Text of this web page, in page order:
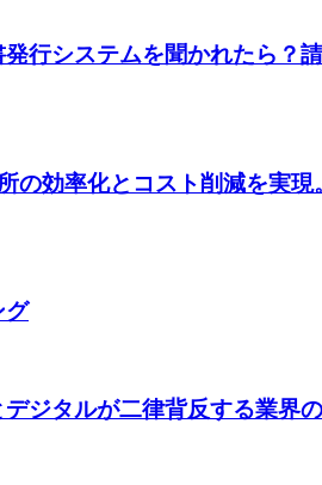
行システムを聞かれたら？
の効率化とコスト削減を実
グ
ジタルが二律背反する業界